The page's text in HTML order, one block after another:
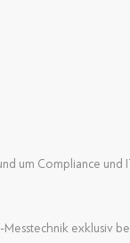
um Compliance und
exklusiv
um Compliance und
exklusiv